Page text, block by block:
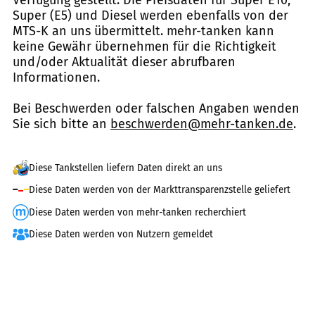
Super (E5) und Diesel werden ebenfalls von der
MTS-K an uns übermittelt. mehr-tanken kann
keine Gewähr übernehmen für die Richtigkeit
und/oder Aktualität dieser abrufbaren
Informationen.
Bei Beschwerden oder falschen Angaben wenden
Sie sich bitte an beschwerden@mehr-tanken.de.
Diese Tankstellen liefern Daten direkt an uns
Diese Daten werden von der Markttransparenzstelle geliefert
Diese Daten werden von mehr-tanken recherchiert
Diese Daten werden von Nutzern gemeldet